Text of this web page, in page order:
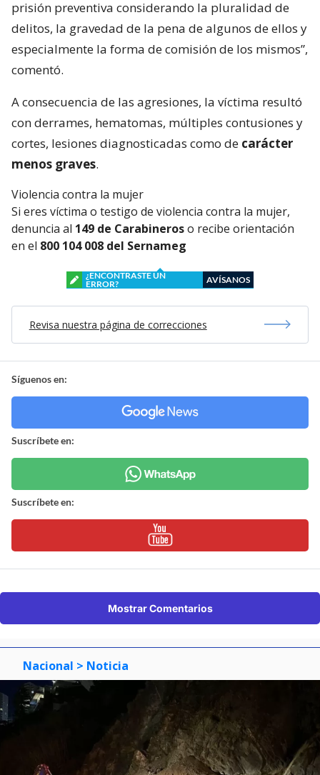
prisión preventiva considerando la pluralidad de
delitos, la gravedad de la pena de algunos de ellos y
especialmente la forma de comisión de los mismos”,
comentó.
A consecuencia de las agresiones, la víctima resultó
con derrames, hematomas, múltiples contusiones y
cortes, lesiones diagnosticadas como de carácter
menos graves.
Violencia contra la mujer
Si eres víctima o testigo de violencia contra la mujer,
denuncia al 149 de Carabineroso recibe orientación
en el 800 104 008 del Sernameg
¿ENCONTRASTE UN
ERROR?
AVÍSANOS
Revisa nuestra página de correcciones
Síguenos en:
Suscríbete en:
Suscríbete en:
Mostrar Comentarios
Nacional > Noticia